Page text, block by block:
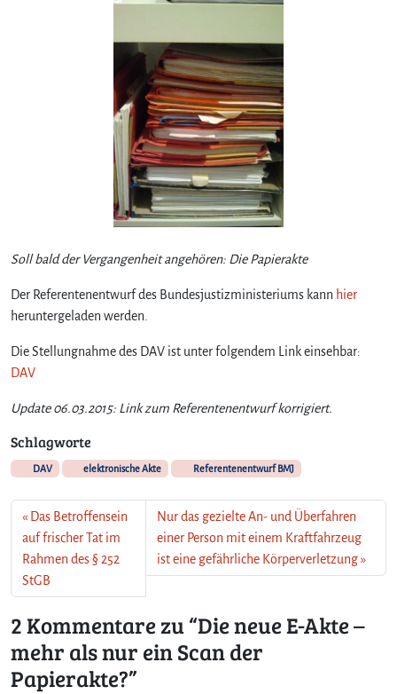
Soll bald der Vergangenheit angehören: Die Papierakte
Der Referentenentwurf des Bundesjustizministeriums kann hier
heruntergeladen werden.
Die Stellungnahme des DAV ist unter folgendem Link einsehbar:
DAV
Update 06.03.2015: Link zum Referentenentwurf korrigiert.
Schlagworte
DAV elektronische Akte Referentenentwurf BMJ
Das Betroffensein
auf frischer Tat im
Rahmen des § 252
StGB
Nur das gezielte An- und Überfahren
einer Person mit einem Kraftfahrzeug
ist eine gefährliche Körperverletzung
2 Kommentare zu “Die neue E-Akte –
mehr als nur ein Scan der
Papierakte?”